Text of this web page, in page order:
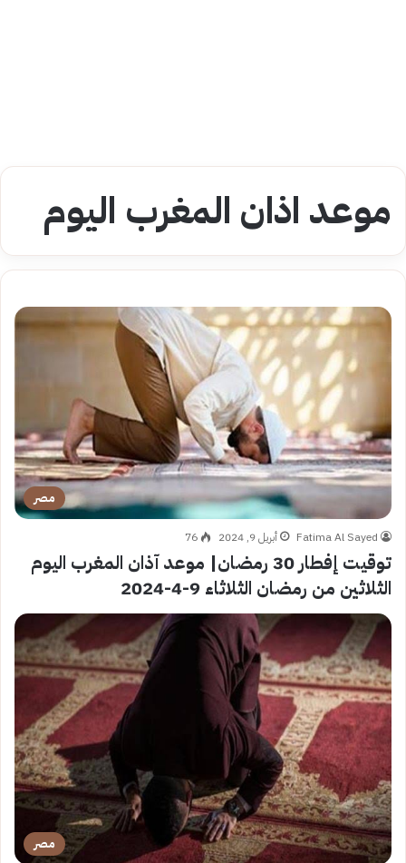
موعد اذان المغرب اليوم
مصر
Fatima Al Sayed أبريل 9, 2024 76
توقيت إفطار 30 رمضان| موعد آذان المغرب اليوم
الثلاثين من رمضان الثلاثاء 9-4-2024
مصر